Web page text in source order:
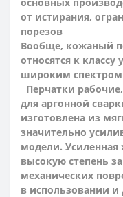
от истирания,
порезов
Вообще, кожаный
относятся к
широким
Перчатки
для аргонной
изготовлена из
значительно
модели. Усиленная
высокую степень
механических
в использовании и